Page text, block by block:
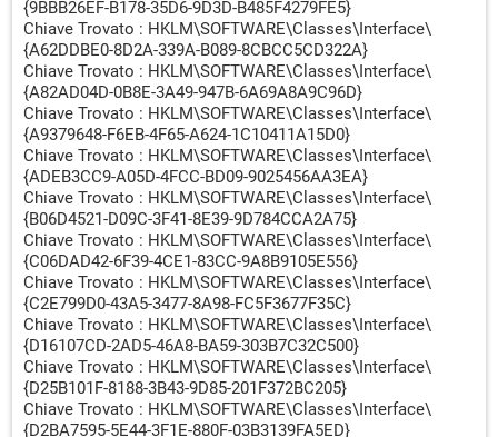
{9BBB26EF-B178-35D6-9D3D-B485F4279FE5}
Chiave Trovato : HKLM\SOFTWARE\Classes\Interface\
{A62DDBE0-8D2A-339A-B089-8CBCC5CD322A}
Chiave Trovato : HKLM\SOFTWARE\Classes\Interface\
{A82AD04D-0B8E-3A49-947B-6A69A8A9C96D}
Chiave Trovato : HKLM\SOFTWARE\Classes\Interface\
{A9379648-F6EB-4F65-A624-1C10411A15D0}
Chiave Trovato : HKLM\SOFTWARE\Classes\Interface\
{ADEB3CC9-A05D-4FCC-BD09-9025456AA3EA}
Chiave Trovato : HKLM\SOFTWARE\Classes\Interface\
{B06D4521-D09C-3F41-8E39-9D784CCA2A75}
Chiave Trovato : HKLM\SOFTWARE\Classes\Interface\
{C06DAD42-6F39-4CE1-83CC-9A8B9105E556}
Chiave Trovato : HKLM\SOFTWARE\Classes\Interface\
{C2E799D0-43A5-3477-8A98-FC5F3677F35C}
Chiave Trovato : HKLM\SOFTWARE\Classes\Interface\
{D16107CD-2AD5-46A8-BA59-303B7C32C500}
Chiave Trovato : HKLM\SOFTWARE\Classes\Interface\
{D25B101F-8188-3B43-9D85-201F372BC205}
Chiave Trovato : HKLM\SOFTWARE\Classes\Interface\
{D2BA7595-5E44-3F1E-880F-03B3139FA5ED}